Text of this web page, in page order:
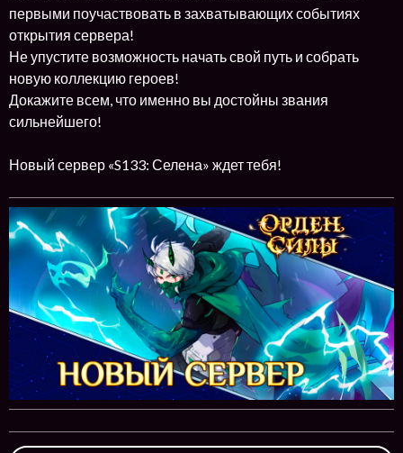
первыми поучаствовать в захватывающих событиях
открытия сервера!
Не упустите возможность начать свой путь и собрать
новую коллекцию героев!
Докажите всем, что именно вы достойны звания
сильнейшего!
Новый сервер «S133: Селена» ждет тебя!